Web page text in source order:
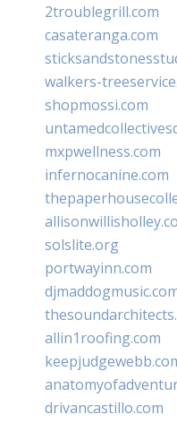
2troublegrill.com
casateranga.com
walkers-
shopmossi.com
mxpwellness.com
infernocanine.com
solslite.org
portwayinn.com
allin1roofing.com
drivancastillo.com